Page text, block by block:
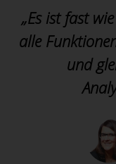
„Es ist fast
alle
und